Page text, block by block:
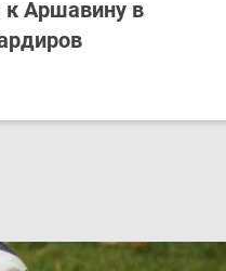
к Аршавину в